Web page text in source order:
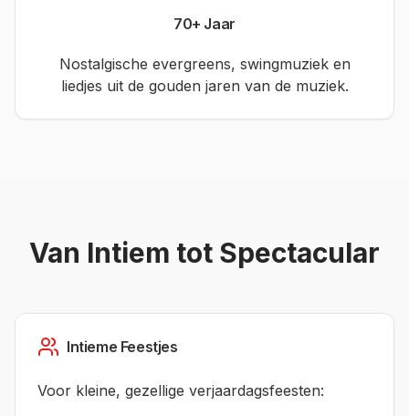
70+ Jaar
Nostalgische evergreens, swingmuziek en
liedjes uit de gouden jaren van de muziek.
Van Intiem tot Spectacular
Intieme Feestjes
Voor kleine, gezellige verjaardagsfeesten: